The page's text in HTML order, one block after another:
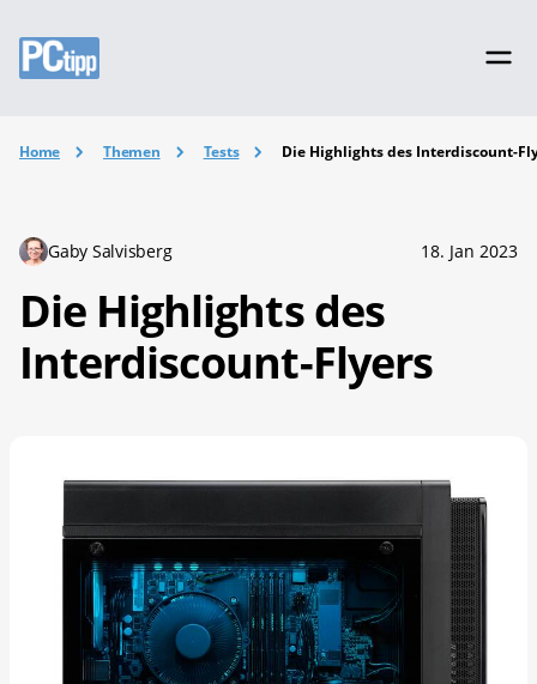
Home Themen Tests Die Highlights des Interdiscount-
Gaby Salvisberg 18. Jan 2023
Die Highlights des
Interdiscount-Flyers